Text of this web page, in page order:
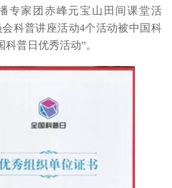
专家团赤峰元宝山田间课堂活
科普讲座活动4个活动被中国科
科普日优秀活动”。